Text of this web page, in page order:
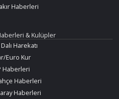
Haberleri
& Kulüpler
Harekatı
Euro Kur
Haberleri
Haberleri
Haberleri